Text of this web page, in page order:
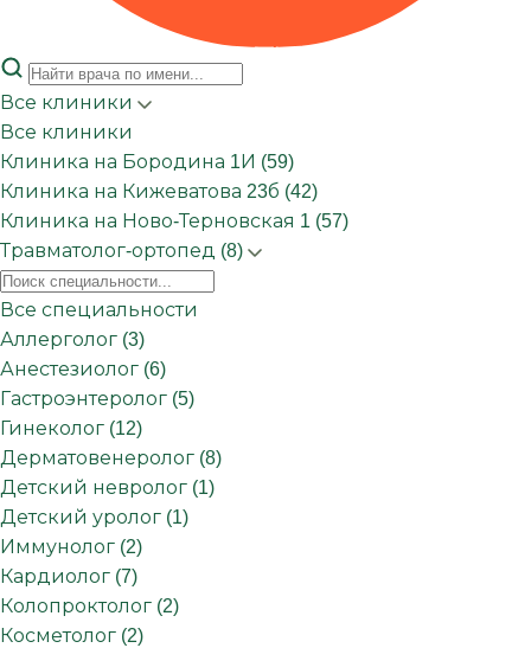
Все клиники
Все клиники
Клиника на Бородина 1И (59)
Клиника на Кижеватова 23б (42)
Клиника на Ново-Терновская 1 (57)
Травматолог-ортопед (8)
Все специальности
Аллерголог (3)
Анестезиолог (6)
Гастроэнтеролог (5)
Гинеколог (12)
Дерматовенеролог (8)
Детский невролог (1)
Детский уролог (1)
Иммунолог (2)
Кардиолог (7)
Колопроктолог (2)
Косметолог (2)